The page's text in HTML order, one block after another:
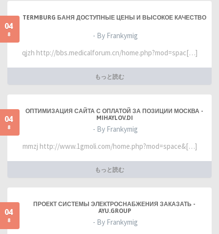
04
8
TERMBURG БАНЯ ДОСТУПНЫЕ ЦЕНЫ И ВЫСОКОЕ КАЧЕСТВО
- By Frankymig
qjzh http://bbs.medicalforum.cn/home.php?mod=spac[…]
もっと読む
04
8
ОПТИМИЗАЦИЯ САЙТА С ОПЛАТОЙ ЗА ПОЗИЦИИ МОСКВА -
MIHAYLOV.DI
- By Frankymig
mmzj http://www.1gmoli.com/home.php?mod=space&[…]
もっと読む
04
8
ПРОЕКТ СИСТЕМЫ ЭЛЕКТРОСНАБЖЕНИЯ ЗАКАЗАТЬ -
AYU.GROUP
- By Frankymig